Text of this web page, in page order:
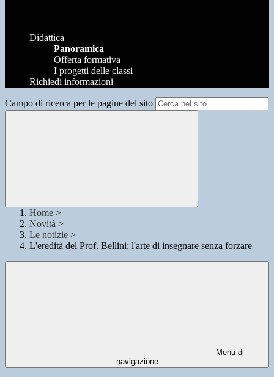
Didattica
Panoramica
Offerta formativa
I progetti delle classi
Richiedi informazioni
Campo di ricerca per le pagine del sito
Home >
Novità >
Le notizie >
L'eredità del Prof. Bellini: l'arte di insegnare senza forzare
Menu di
navigazione